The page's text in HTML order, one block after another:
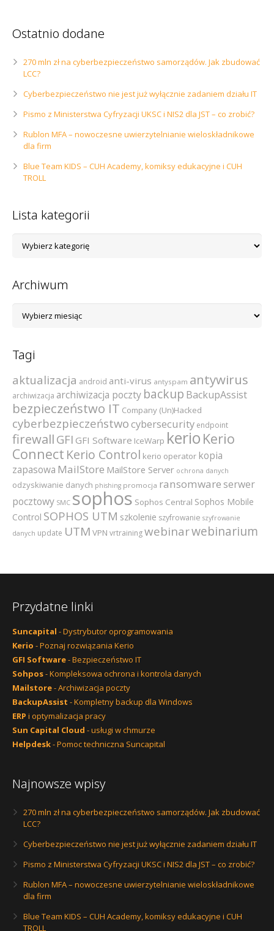
Ostatnio dodane
270 mln zł na cyberbezpieczeństwo samorządów. Jak zbudować
LCC?
Cyberbezpieczeństwo nie jest już wyłącznie zadaniem działu IT
Pismo z Ministerstwa Cyfryzacji UKSC i NIS2 dla JST – co zrobić?
Rublon MFA – nowoczesne uwierzytelnianie wieloskładnikowe
dla firm
Blue Team KIDS – CUH Academy, komiksy edukacyjne i CUH
TROLL
Lista kategorii
kategorii
Archiwum
Tagi
aktualizacja android anti-virus antyspam antywirus
archiwizacja archiwizacja poczty backup BackupAssist
bezpieczeństwo IT Company (Un)Hacked
cyberbezpieczeństwocybersecurity endpoint
firewall GFI GFI Software IceWarp kerio Kerio
Connect Kerio Control kerio operator kopia
zapasowa MailStore MailStore Server ochrona danych
odzyskiwanie danych phishing promocja ransomware serwer
pocztowy SMC sophos Sophos Central Sophos Mobile
Control SOPHOS UTM szkolenie szyfrowanie szyfrowanie
danych update UTM VPN vrtrainingwebinarwebinarium
Przydatne linki
Suncapital - Dystrybutor oprogramowania
Kerio - Poznaj rozwiązania Kerio
GFI Software- Bezpieczeństwo IT
Sohpos- Kompleksowa ochrona i kontrola danych
Mailstore- Archiwizacja poczty
BackupAssist - Kompletny backup dla Windows
ERP i optymalizacja pracy
Sun Capital Cloud - usługi w chmurze
Helpdesk- Pomoc techniczna Suncapital
Najnowsze wpisy
270 mln zł na cyberbezpieczeństwo samorządów. Jak zbudować
LCC?
Cyberbezpieczeństwo nie jest już wyłącznie zadaniem działu IT
Pismo z Ministerstwa Cyfryzacji UKSC i NIS2 dla JST – co zrobić?
Rublon MFA – nowoczesne uwierzytelnianie wieloskładnikowe
dla firm
Blue Team KIDS – CUH Academy, komiksy edukacyjne i CUH
TROLL